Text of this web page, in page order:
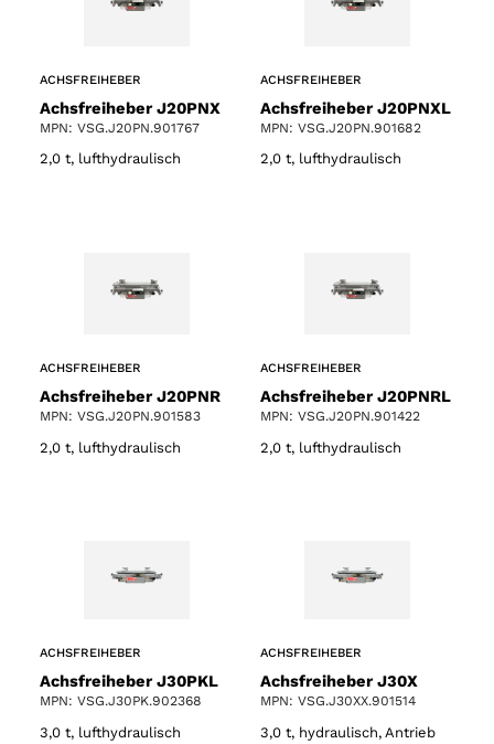
ACHSFREIHEBER
Achsfreiheber J20PNX
MPN: VSG.J20PN.901767
2,0 t, lufthydraulisch
ACHSFREIHEBER
Achsfreiheber J20PNXL
MPN: VSG.J20PN.901682
2,0 t, lufthydraulisch
ACHSFREIHEBER
Achsfreiheber J20PNR
MPN: VSG.J20PN.901583
2,0 t, lufthydraulisch
ACHSFREIHEBER
Achsfreiheber J20PNRL
MPN: VSG.J20PN.901422
2,0 t, lufthydraulisch
ACHSFREIHEBER
Achsfreiheber J30PKL
MPN: VSG.J30PK.902368
3,0 t, lufthydraulisch
ACHSFREIHEBER
Achsfreiheber J30X
MPN: VSG.J30XX.901514
3,0 t, hydraulisch, Antrieb